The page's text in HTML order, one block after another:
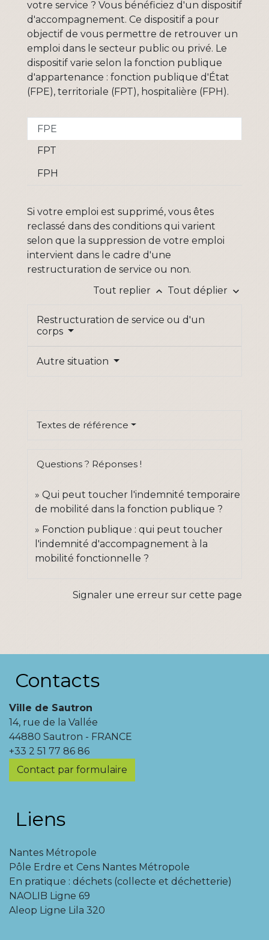
votre service ? Vous bénéficiez d'un dispositif
d'accompagnement. Ce dispositif a pour
objectif de vous permettre de retrouver un
emploi dans le secteur public ou privé. Le
dispositif varie selon la fonction publique
d'appartenance : fonction publique d'État
(FPE), territoriale (FPT), hospitalière (FPH).
FPE
FPT
FPH
Si votre emploi est supprimé, vous êtes
reclassé dans des conditions qui varient
selon que la suppression de votre emploi
intervient dans le cadre d'une
restructuration de service ou non.
Tout replier keyboard_arrow_up Tout déplier keyboard_arrow_down
Restructuration de service ou d'un
corps
Autre situation
Textes de référence
Questions ? Réponses !
Qui peut toucher l'indemnité temporaire
de mobilité dans la fonction publique ?
Fonction publique : qui peut toucher
l'indemnité d'accompagnement à la
mobilité fonctionnelle ?
Signaler une erreur sur cette page
Contacts
Ville de Sautron
14, rue de la Vallée
44880 Sautron - FRANCE
+33 2 51 77 86 86
Contact par formulaire
Liens
Nantes Métropole
Pôle Erdre et Cens Nantes Métropole
En pratique : déchets (collecte et déchetterie)
NAOLIB Ligne 69
Aleop Ligne Lila 320